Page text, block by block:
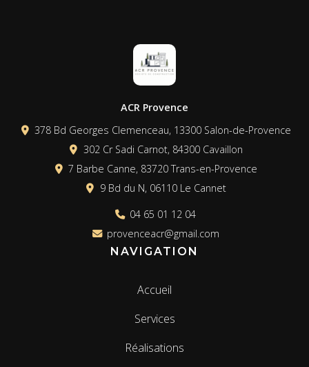
ACR Provence
378 Bd Georges Clemenceau, 13300 Salon-de-Provence
302 Cr Sadi Carnot, 84300 Cavaillon
7 Barbe Canne, 83720 Trans-en-Provence
9 Bd du N, 06110 Le Cannet
04 65 01 12 04
provenceacr@gmail.com
NAVIGATION
Accueil
Services
Réalisations